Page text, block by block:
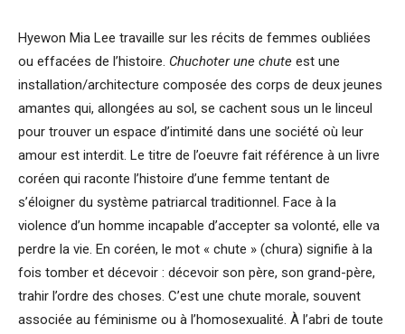
Hyewon Mia Lee travaille sur les récits de femmes oubliées
ou effacées de l’histoire. Chuchoter une chute est une
installation/architecture composée des corps de deux jeunes
amantes qui, allongées au sol, se cachent sous un le linceul
pour trouver un espace d’intimité dans une société où leur
amour est interdit. Le titre de l’oeuvre fait référence à un livre
coréen qui raconte l’histoire d’une femme tentant de
s’éloigner du système patriarcal traditionnel. Face à la
violence d’un homme incapable d’accepter sa volonté, elle va
perdre la vie. En coréen, le mot « chute » (chura) signifie à la
fois tomber et décevoir : décevoir son père, son grand-père,
trahir l’ordre des choses. C’est une chute morale, souvent
associée au féminisme ou à l’homosexualité. À l’abri de toute